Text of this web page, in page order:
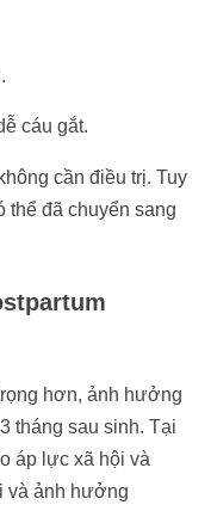
cáu gắt.
cần điều trị. Tuy
thể đã chuyển sang
hơn, ảnh hưởng
tháng sau sinh. Tại
áp lực xã hội và
và ảnh hưởng